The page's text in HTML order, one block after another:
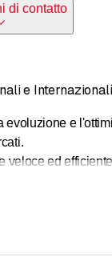
di contatto
e Internazionali
evoluzione e
veloce ed